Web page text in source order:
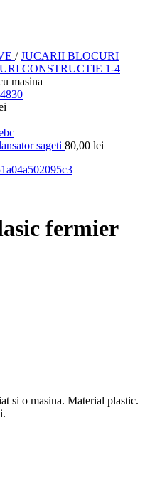
/ JUCARII BLOCURI
CONSTRUCTIE 1-4
masina
sageti 80,00 lei
fermier
si o masina. Material plastic.